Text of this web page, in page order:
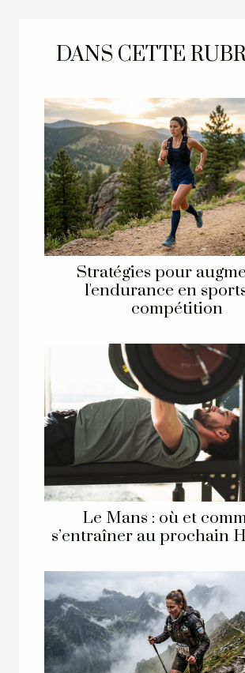
DANS CETTE
Stratégies pour
l'endurance en
compétition
Le Mans : où et
s’entraîner au prochain